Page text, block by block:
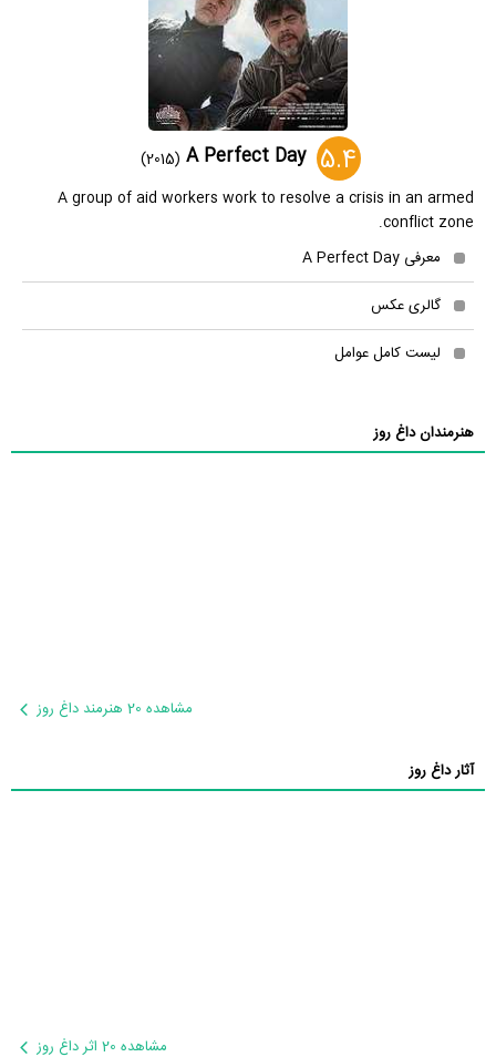
5.4
A Perfect Day
(2015)
A group of aid workers work to resolve a crisis in an armed
conflict zone.
معرفی A Perfect Day
گالری عکس
لیست کامل عوامل
هنرمندان داغ روز
مشاهده 20 هنرمند داغ روز
آثار داغ روز
مشاهده 20 اثر داغ روز